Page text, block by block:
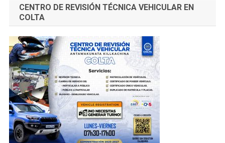
CENTRO DE REVISIÓN TÉCNICA VEHICULAR EN
COLTA